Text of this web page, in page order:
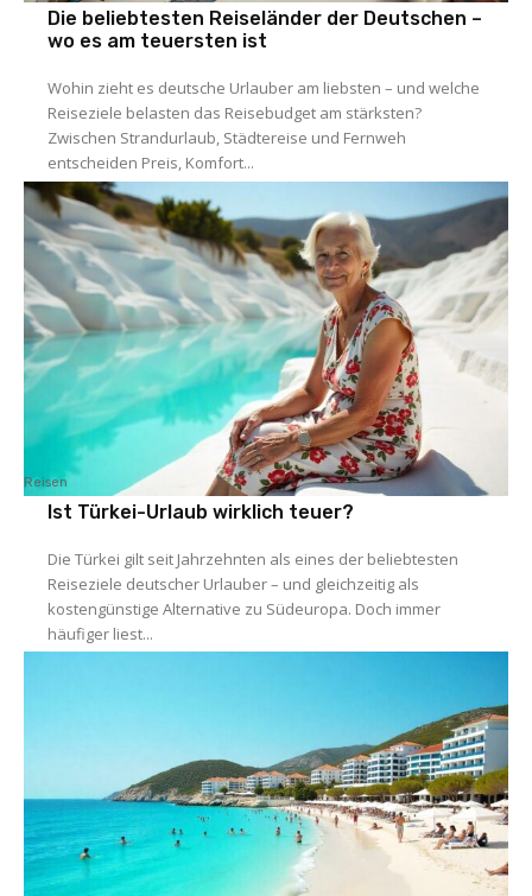
Die beliebtesten Reiseländer der Deutschen –
wo es am teuersten ist
Wohin zieht es deutsche Urlauber am liebsten – und welche
Reiseziele belasten das Reisebudget am stärksten?
Zwischen Strandurlaub, Städtereise und Fernweh
entscheiden Preis, Komfort...
Reisen
Ist Türkei-Urlaub wirklich teuer?
Die Türkei gilt seit Jahrzehnten als eines der beliebtesten
Reiseziele deutscher Urlauber – und gleichzeitig als
kostengünstige Alternative zu Südeuropa. Doch immer
häufiger liest...